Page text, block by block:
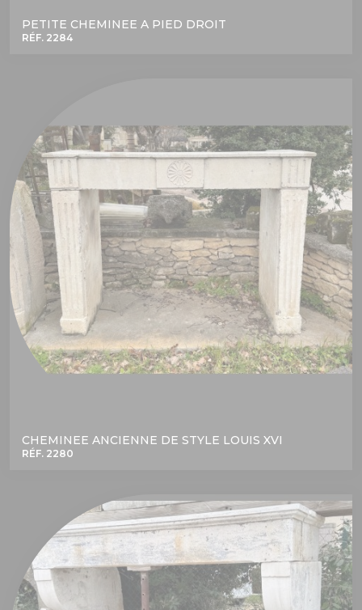
PETITE CHEMINEE A PIED DROIT
RÉF. 2284
CHEMINEE ANCIENNE DE STYLE LOUIS XVI
RÉF. 2280